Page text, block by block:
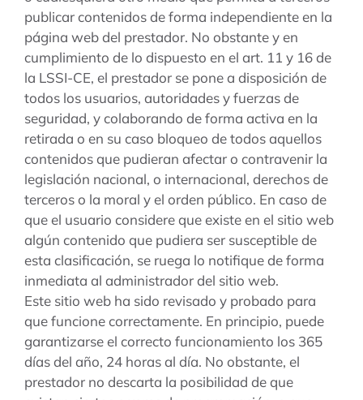
publicar contenidos de forma independiente en la
página web del prestador. No obstante y en
cumplimiento de lo dispuesto en el art. 11 y 16 de
la LSSI-CE, el prestador se pone a disposición de
todos los usuarios, autoridades y fuerzas de
seguridad, y colaborando de forma activa en la
retirada o en su caso bloqueo de todos aquellos
contenidos que pudieran afectar o contravenir la
legislación nacional, o internacional, derechos de
terceros o la moral y el orden público. En caso de
que el usuario considere que existe en el sitio web
algún contenido que pudiera ser susceptible de
esta clasificación, se ruega lo notifique de forma
inmediata al administrador del sitio web.
Este sitio web ha sido revisado y probado para
que funcione correctamente. En principio, puede
garantizarse el correcto funcionamiento los 365
días del año, 24 horas al día. No obstante, el
prestador no descarta la posibilidad de que